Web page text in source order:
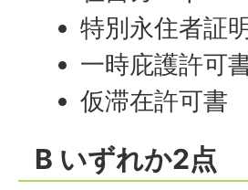
特別永住者証
一時庇護許可
仮滞在許可書
B いずれか2点